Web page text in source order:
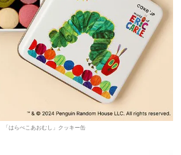
「はらぺこあおむし」クッキー缶